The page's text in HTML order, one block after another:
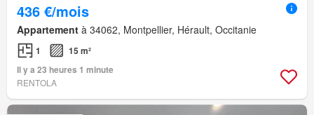
436 €/mois
Appartement à 34062, Montpellier, Hérault, Occitanie
1
15 m²
Il y a 23 heures 1 minute
RENTOLA